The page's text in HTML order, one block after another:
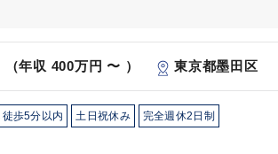
（年収 400万円 〜 ） 東京都墨田区
歩5分以内 土日祝休み 完全週休2日制